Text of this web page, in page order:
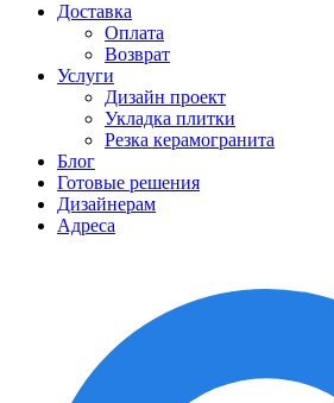
Доставка
Оплата
Возврат
Услуги
Дизайн проект
Укладка плитки
Резка керамогранита
Блог
Готовые решения
Дизайнерам
Адреса